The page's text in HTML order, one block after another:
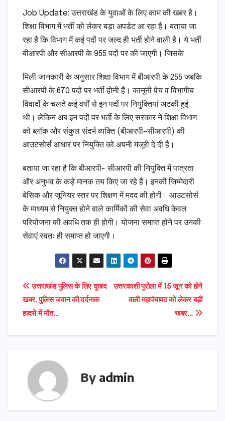
Job Update: उत्तराखंड के युवाओं के लिए काम की खबर है।
शिक्षा विभाग में भर्ती को लेकर बड़ा अपडेट आ रहा है। बताया जा
रहा है कि विभाग में कई पदों पर जल्द ही भर्ती होने वाली है। ये भर्ती
बीआरपी और सीआरपी के 955 पदों पर की जाएगी। जिसके
मिली जानकारी के अनुसार शिक्षा विभाग में बीआरपी के 255 जबकि
सीआरपी के 670 पदों पर भर्ती होनी हैं। कानूनी पेच व विभागीय
विवादों के चलते कई वर्षों से इन पदों पर नियुक्तियां अटकी हुई
थी। लेकिन अब इन पदों पर भर्ती के लिए सरकार ने शिक्षा विभाग
को ब्लॉक और संकुल संदर्भ व्यक्ति (बीआरपी–सीआरपी) की
आउटसोर्स आधार पर नियुक्ति को अपनी मंजूरी दे दी है।
बताया जा रहा है कि बीआरपी- सीआरपी की नियुक्ति में पात्रता
और अनुभव के कड़े मानक तय किए जा रहे हैं। इनकी जिम्मेदारी
बेसिक और जूनियर स्तर पर शिक्षण में मदद की होगी। आउटसोर्स
के माध्यम से नियुक्त होने वाले कार्मिकों की सेवा अवधि केवल
परियोजना की अवधि तक ही होगी। योजना समाप्त होने पर उनकी
सेवाएं स्वतः ही समाप्त हो जाएगी।
Post
navigation
उत्तरकाशी पुरोला में 15 जून को होने
वाली महापंचायत को लेकर बड़ी
खबर…
उत्तराखंड पुलिस के लिए दुखद
खबर, पुलिस जवान की दर्दनाक
हादसे में मौत…
By admin